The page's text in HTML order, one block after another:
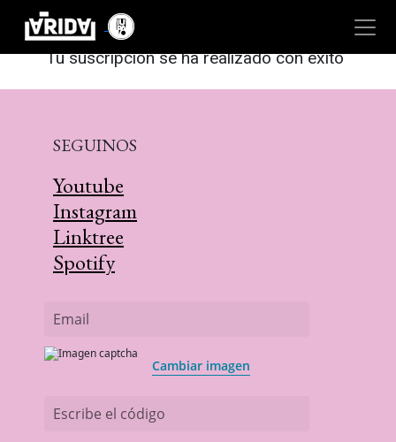
SUSCRIPCIÓN SATISFACTORIA
Tu suscripción se ha realizado con éxito
SEGUINOS
Youtube
Instagram
Linktree
Spotify
Email
Cambiar imagen
Escribe el código